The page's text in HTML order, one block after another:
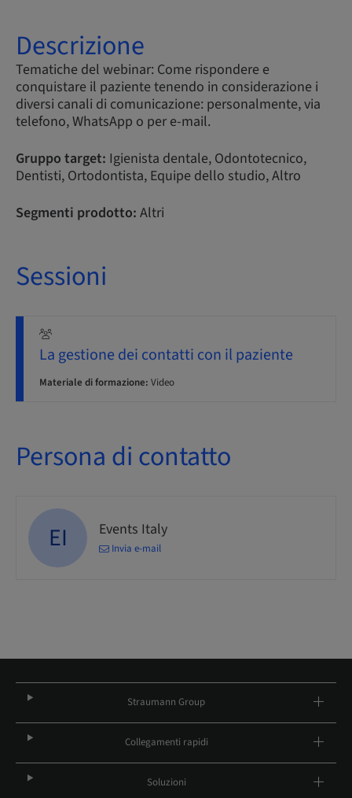
Descrizione
Tematiche del webinar: Come rispondere e
conquistare il paziente tenendo in considerazione i
diversi canali di comunicazione: personalmente, via
telefono, WhatsApp o per e-mail.
Gruppo target: Igienista dentale, Odontotecnico,
Dentisti, Ortodontista, Equipe dello studio, Altro
Segmenti prodotto: Altri
Sessioni
La gestione dei contatti con il paziente
Materiale di formazione: Video
Persona di contatto
EI Events Italy
Invia e-mail
Straumann Group
Collegamenti rapidi
Soluzioni